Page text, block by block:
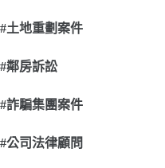
#土地重劃案件
#鄰房訴訟
#詐騙集團案件
#公司法律顧問